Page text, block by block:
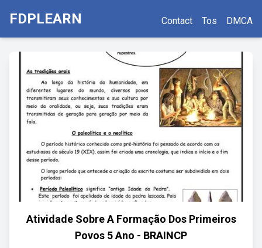
FDPLEARN Contact Tos DMCA
Atividade Sobre A Formação Dos Primeiros
Povos 5 Ano - BRAINCP